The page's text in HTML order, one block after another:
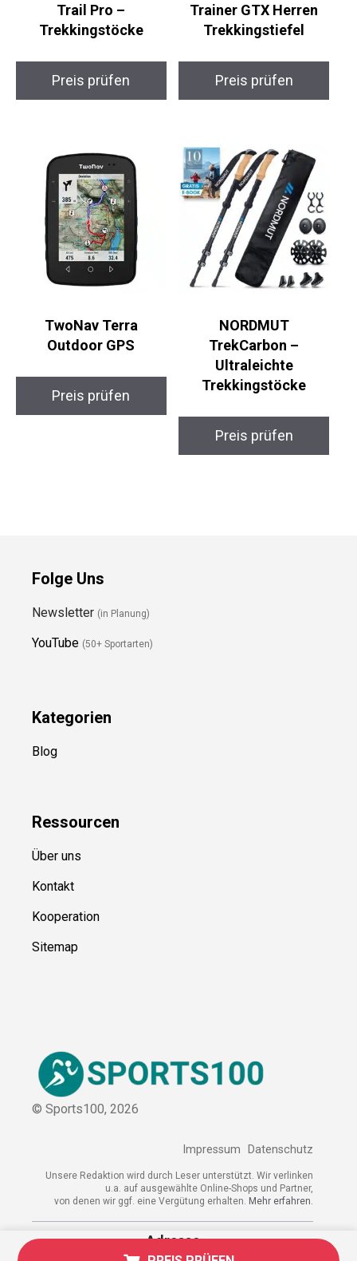
Trail Pro –
Trekkingstöcke
Preis prüfen
Trainer GTX Herren
Trekkingstiefel
Preis prüfen
TwoNav Terra
Outdoor GPS
Preis prüfen
NORDMUT
TrekCarbon –
Ultraleichte
Trekkingstöcke
Preis prüfen
Folge Uns
Newsletter (in Planung)
YouTube (50+ Sportarten)
Kategorien
Blog
Ressourcen
Über uns
Kontakt
Kooperation
Sitemap
© Sports100, 2026
Impressum Datenschutz
Unsere Redaktion wird durch Leser unterstützt. Wir verlinken
u.a. auf ausgewählte Online-Shops und Partner,
von denen wir ggf. eine Vergütung erhalten. Mehr erfahren.
Adresse